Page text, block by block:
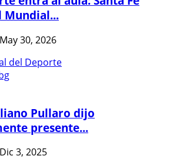
Mundial...
May 30, 2026
del Deporte
Pullaro dijo
presente...
Dic 3, 2025